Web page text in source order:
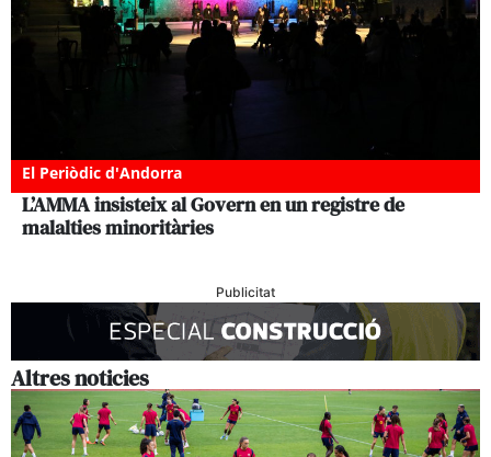
El Periòdic d'Andorra
L’AMMA insisteix al Govern en un registre de
malalties minoritàries
Publicitat
Altres noticies